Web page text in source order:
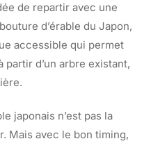
de repartir avec une
d’érable du Japon,
accessible qui permet
d’un arbre existant,
japonais n’est pas la
Mais avec le bon timing,